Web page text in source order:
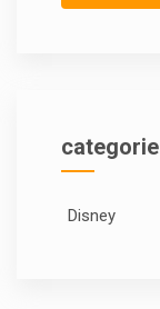
categorie
Disney